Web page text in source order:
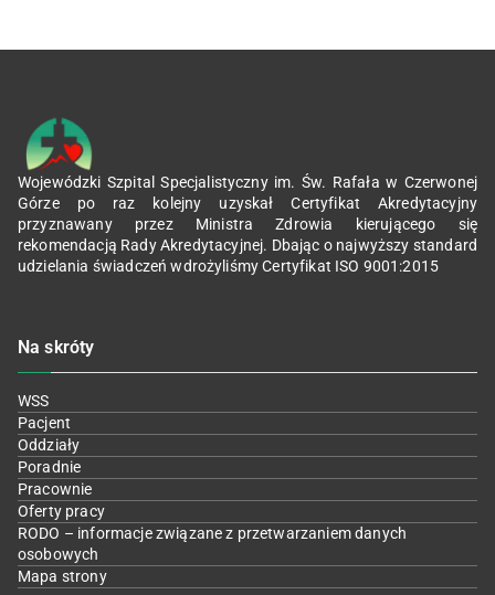
Wojewódzki Szpital Specjalistyczny im. Św. Rafała w Czerwonej
Górze po raz kolejny uzyskał Certyfikat Akredytacyjny
przyznawany przez Ministra Zdrowia kierującego się
rekomendacją Rady Akredytacyjnej. Dbając o najwyższy standard
udzielania świadczeń wdrożyliśmy Certyfikat ISO 9001:2015
Na skróty
WSS
Pacjent
Oddziały
Poradnie
Pracownie
Oferty pracy
RODO – informacje związane z przetwarzaniem danych
osobowych
Mapa strony